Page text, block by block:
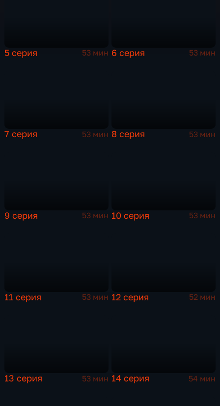
5 серия 53 мин 6 серия 53 мин
7 серия 53 мин 8 серия 53 мин
9 серия 53 мин 10 серия 53 мин
11 серия 53 мин 12 серия 52 мин
13 серия 53 мин 14 серия 54 мин